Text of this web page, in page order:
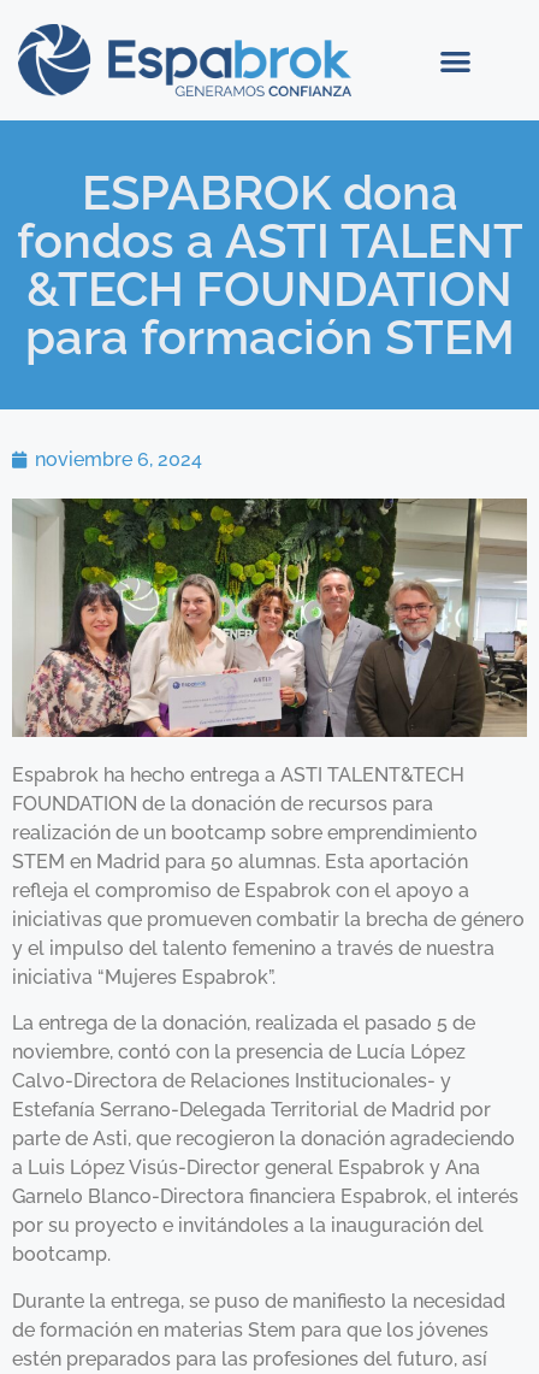
ESPABROK dona
fondos a ASTI TALENT
&TECH FOUNDATION
para formación STEM
noviembre 6, 2024
Espabrok ha hecho entrega a ASTI TALENT&TECH
FOUNDATION de la donación de recursos para
realización de un bootcamp sobre emprendimiento
STEM en Madrid para 50 alumnas. Esta aportación
refleja el compromiso de Espabrok con el apoyo a
iniciativas que promueven combatir la brecha de género
y el impulso del talento femenino a través de nuestra
iniciativa “Mujeres Espabrok”.
La entrega de la donación, realizada el pasado 5 de
noviembre, contó con la presencia de Lucía López
Calvo-Directora de Relaciones Institucionales- y
Estefanía Serrano-Delegada Territorial de Madrid por
parte de Asti, que recogieron la donación agradeciendo
a Luis López Visús-Director general Espabrok y Ana
Garnelo Blanco-Directora financiera Espabrok, el interés
por su proyecto e invitándoles a la inauguración del
bootcamp.
Durante la entrega, se puso de manifiesto la necesidad
de formación en materias Stem para que los jóvenes
estén preparados para las profesiones del futuro, así